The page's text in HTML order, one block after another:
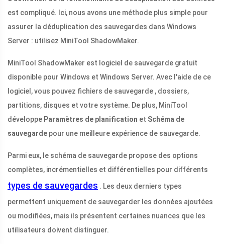
est compliqué. Ici, nous avons une méthode plus simple pour
assurer la déduplication des sauvegardes dans Windows
Server : utilisez MiniTool ShadowMaker.
MiniTool ShadowMaker est logiciel de sauvegarde gratuit
disponible pour Windows et Windows Server. Avec l'aide de ce
logiciel, vous pouvez fichiers de sauvegarde , dossiers,
partitions, disques et votre système. De plus, MiniTool
développe Paramètres de planification et Schéma de
sauvegarde pour une meilleure expérience de sauvegarde.
Parmi eux, le schéma de sauvegarde propose des options
complètes, incrémentielles et différentielles pour différents
types de sauvegardes . Les deux derniers types
permettent uniquement de sauvegarder les données ajoutées
ou modifiées, mais ils présentent certaines nuances que les
utilisateurs doivent distinguer.